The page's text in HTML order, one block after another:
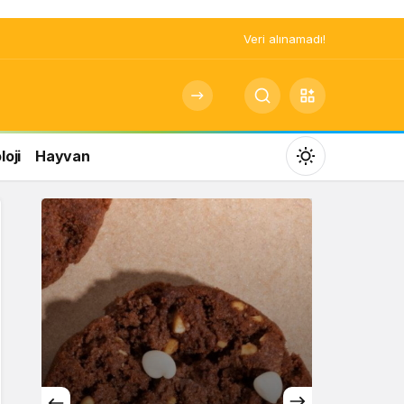
Veri alınamadı!
Hayvan
Mod
değiştir
Gündüz Modu
Gündüz modunu seçin.
Gece Modu
Gece modunu seçin.